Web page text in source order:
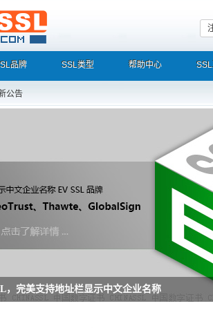
品牌 SSL类型 帮助中心
公告
，完美支持地址栏显示中文企业名称